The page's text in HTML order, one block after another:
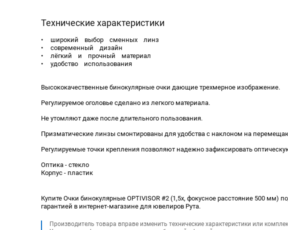
Технические характеристики
• широкий выбор сменных линз
• современный дизайн
• лёгкий и прочный материал
• удобство использования
Высококачественные бинокулярные очки дающие трехмерное изображение.
Регулируемое оголовье сделано из легкого материала.
Не утомляют даже после длительного пользования.
Призматические линзы смонтированы для удобства с наклоном на
Регулируемые точки крепления позволяют надежно зафиксировать
Оптика - стекло
Корпус - пластик
Купите Очки бинокулярные OPTIVISOR #2 (1,5х, фокусное расстояние 500 мм)
гарантией в интернет-магазине для ювелиров Рута.
Производитель товара вправе изменить технические характеристики или